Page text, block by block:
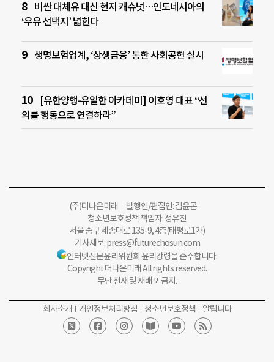
비싼 대체유 대신 현지 캐슈넛…인도네시아의
‘우유 선택지’ 넓힌다
생명보험업계, ‘상생금융’ 통한 사회공헌 실시
[유한양행-유일한 아카데미] 이호영 대표 “선
의를 행동으로 연결하라”
(주)더나은미래 발행인/편집인: 김윤곤
청소년보호정책 책임자: 정유진
서울 중구 세종대로 135-9, 4층(태평로1가)
기사제보:press@futurechosun.com
인터넷신문윤리위원회 윤리강령을 준수합니다.
Copyright 더나은미래 All rights reserved.
무단 전재 및 재배포 금지.
회사소개 개인정보처리방침 청소년보호정책 알립니다